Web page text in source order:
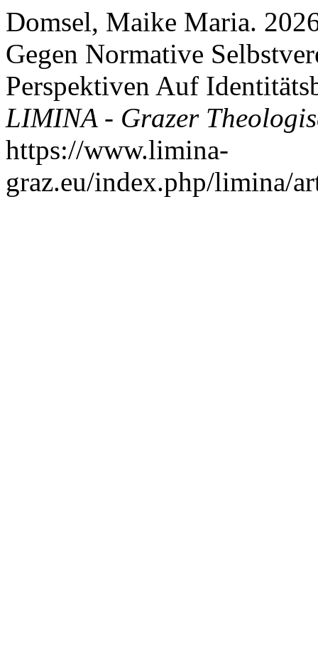
Domsel, Maike Maria.
Gegen Normative
Perspektiven Auf
LIMINA - Grazer
https://www.limina-
graz.eu/index.php/limina/